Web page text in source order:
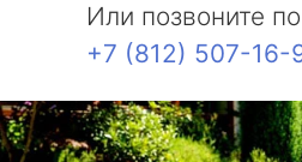
Или позвоните
+7 (812) 507-16-